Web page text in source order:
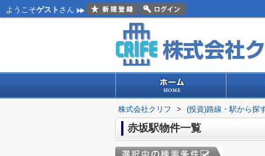
ようこそゲスト さん
株式会社クリフ > (投資)路線・駅から探
赤坂駅物件一覧